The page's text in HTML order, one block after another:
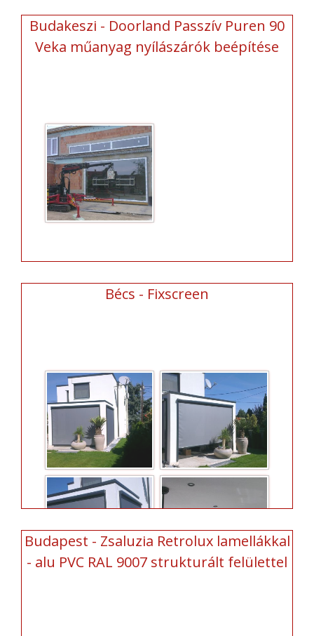
Budakeszi - Doorland Passzív Puren 90
Veka műanyag nyílászárók beépítése
Bécs - Fixscreen
Budapest - Zsaluzia Retrolux lamellákkal
- alu PVC RAL 9007 strukturált felülettel